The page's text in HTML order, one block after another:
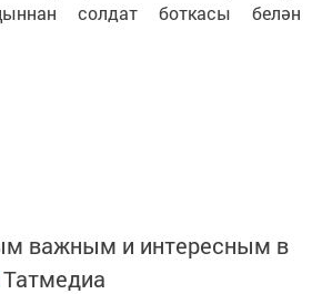
солдат боткасы белән
важным и интересным в
Татмедиа